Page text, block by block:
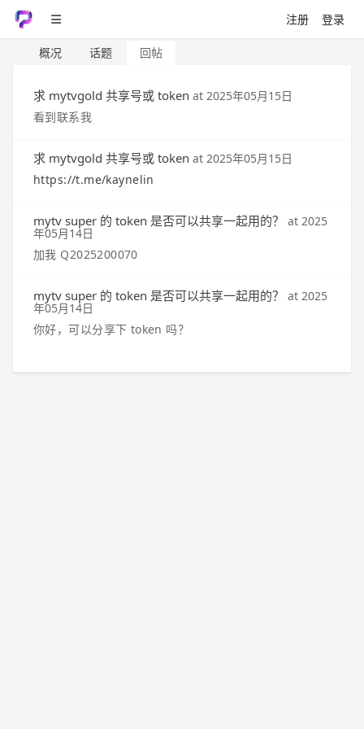
注册 登录
概况 话题 回帖
求 mytvgold 共享号或 token at 2025年05月15日
看到联系我
求 mytvgold 共享号或 token at 2025年05月15日
https://t.me/kaynelin
mytv super 的 token 是否可以共享一起用的？ at 2025
年05月14日
加我 Q2025200070
mytv super 的 token 是否可以共享一起用的？ at 2025
年05月14日
你好，可以分享下 token 吗？